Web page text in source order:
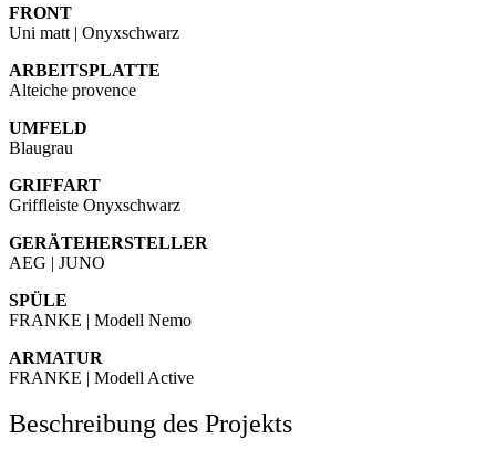
FRONT
Uni matt | Onyxschwarz
ARBEITSPLATTE
Alteiche provence
UMFELD
Blaugrau
GRIFFART
Griffleiste Onyxschwarz
GERÄTEHERSTELLER
AEG | JUNO
SPÜLE
FRANKE | Modell Nemo
ARMATUR
FRANKE | Modell Active
Beschreibung des Projekts